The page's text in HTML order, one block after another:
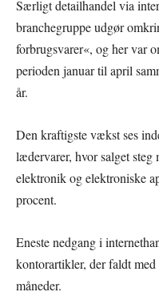
Særligt detailhandel via
branchegruppe udgør
forbrugsvarer«, og her var
perioden januar til april
år.
Den kraftigste vækst ses
lædervarer, hvor salget steg
elektronik og elektroniske
procent.
Eneste nedgang i
kontorartikler, der faldt
måneder.